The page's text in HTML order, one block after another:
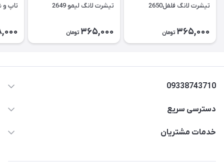
تیشرت لانگ فلفل2650
365,000 تومان
تیشرت لانگ لیمو 2649
365,000 تومان
تاپ و
09338743710
دسترسی سریع
حساب کاربری
خدمات مشتریان